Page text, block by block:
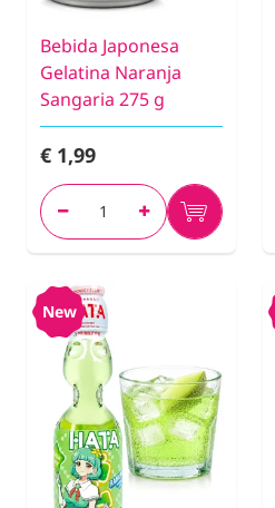
Bebida Japonesa
Gelatina Naranja
Sangaria 275 g
€ 1,99
New